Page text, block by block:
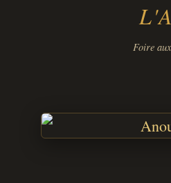
Foire